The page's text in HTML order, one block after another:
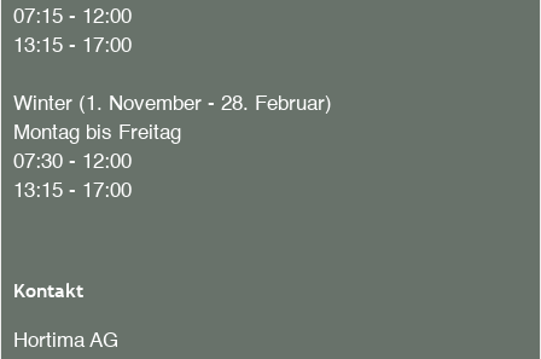
07:15 - 12:00
13:15 - 17:00
Winter (1. November - 28. Februar)
Montag bis Freitag
07:30 - 12:00
13:15 - 17:00
Kontakt
Hortima AG